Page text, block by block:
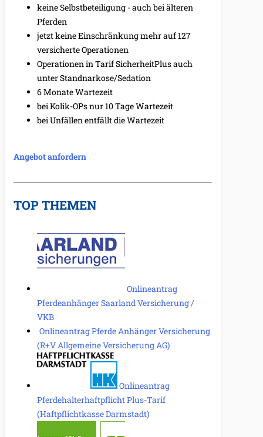
keine Selbstbeteiligung - auch bei älteren
Pferden
jetzt keine Einschränkung mehr auf 127
versicherte Operationen
Operationen in Tarif SicherheitPlus auch
unter Standnarkose/Sedation
6 Monate Wartezeit
bei Kolik-OPs nur 10 Tage Wartezeit
bei Unfällen entfällt die Wartezeit
Angebot anfordern
TOP THEMEN
Onlineantrag
Pferdeanhänger Saarland Versicherung /
VKB
Onlineantrag Pferde Anhänger Versicherung
(R+V Allgemeine Versicherung AG)
Onlineantrag
Pferdehalterhaftpflicht Plus-Tarif
(Haftpflichtkasse Darmstadt)